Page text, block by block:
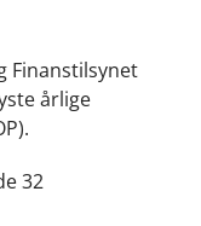
Finanstilsynet
årlige
32